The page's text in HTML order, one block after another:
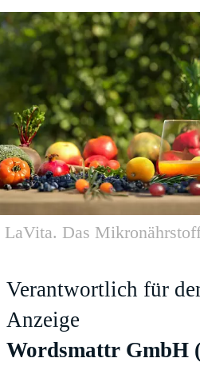
LaVita. Das
Verantwortlich für
Anzeige
Wordsmattr GmbH